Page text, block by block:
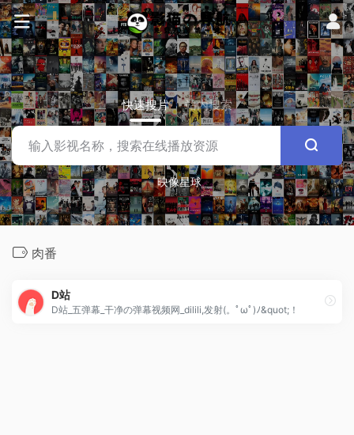
快速搜片 站内搜索
映像星球
肉番
D站
D站_五弹幕_干净の弹幕视频网_dilili,发射(。ﾟωﾟ)ﾉ&quot;！